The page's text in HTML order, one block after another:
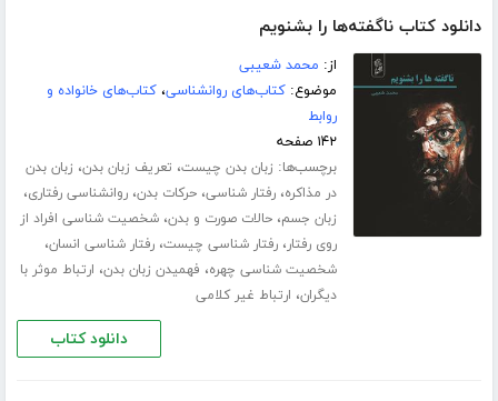
دانلود کتاب ناگفته‌ها را بشنویم
از: محمد شعیبی
موضوع:کتاب‌های روانشناسی،کتاب‌های خانواده و
روابط
۱۴۲ صفحه
برچسب‌ها: زبان بدن چیست، تعریف زبان بدن، زبان بدن
در مذاکره،رفتار شناسی،حرکات بدن،روانشناسی رفتاری،
زبان جسم،حالات صورت و بدن،شخصیت شناسی افراد از
روی رفتار،رفتار شناسی چیست،رفتار شناسی انسان،
شخصیت شناسی چهره، فهمیدن زبان بدن، ارتباط موثر با
دیگران، ارتباط غیر کلامی
دانلود کتاب